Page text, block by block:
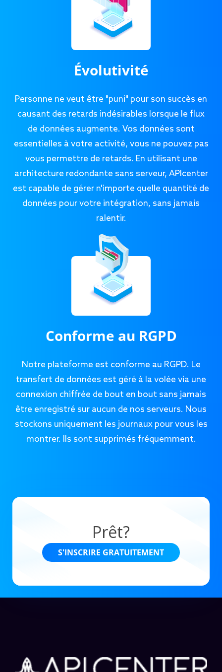
Évolutivité
Personne ne veut être "puni" pour son succès en
causant des retards indésirables lorsque le flux
de données augmente. Vos données sont
essentielles à votre activité, vous ne pouvez pas
vous permettre de retards. En utilisant une
architecture redondante sans serveur, APIcenter
est capable de gérer n'importe quelle quantité de
données pour votre intégration, sans jamais
ralentir.
Conforme au RGPD
Notre plateforme est conforme au RGPD. Le
transfert de données est géré à la volée via une
connexion chiffrée de bout en bout sans jamais
être enregistré sur aucun de nos serveurs. Nous
stockons uniquement les journaux pour vous les
montrer. Ils sont supprimés fréquemment.
Prêt?
S'INSCRIRE GRATUITEMENT